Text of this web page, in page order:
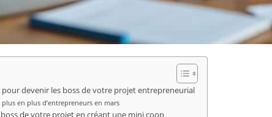
devenir les boss de votre projet entrepreneurial
en plus d’entrepreneurs en mars
de votre projet en créant une mini coop